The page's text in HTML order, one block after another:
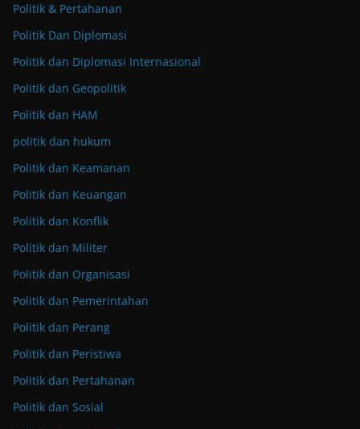
Politik & Pertahanan
Politik Dan Diplomasi
Politik dan Diplomasi Internasional
Politik dan Geopolitik
Politik dan HAM
politik dan hukum
Politik dan Keamanan
Politik dan Keuangan
Politik dan Konflik
Politik dan Militer
Politik dan Organisasi
Politik dan Pemerintahan
Politik dan Perang
Politik dan Peristiwa
Politik dan Pertahanan
Politik dan Sosial